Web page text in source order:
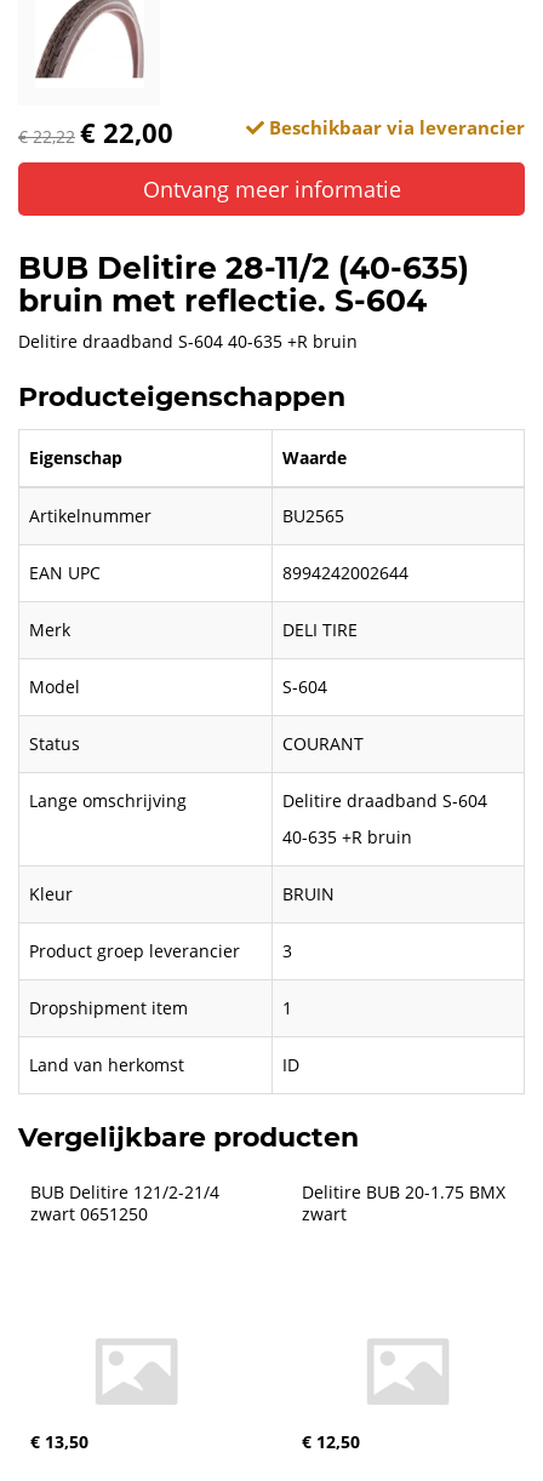
€ 22,22 € 22,00 Beschikbaar via leverancier
Ontvang meer informatie
BUB Delitire 28-11/2 (40-635)
bruin met reflectie. S-604
Delitire draadband S-604 40-635 +R bruin
Producteigenschappen
Eigenschap Waarde
Artikelnummer BU2565
EAN UPC 8994242002644
Merk DELI TIRE
Model S-604
Status COURANT
Lange omschrijving
Delitire draadband S-604
40-635 +R bruin
Kleur BRUIN
Product groep leverancier 3
Dropshipment item 1
Land van herkomst ID
Vergelijkbare producten
BUB Delitire 121/2-21/4
zwart 0651250
€ 13,50
Delitire BUB 20-1.75 BMX
zwart
€ 12,50